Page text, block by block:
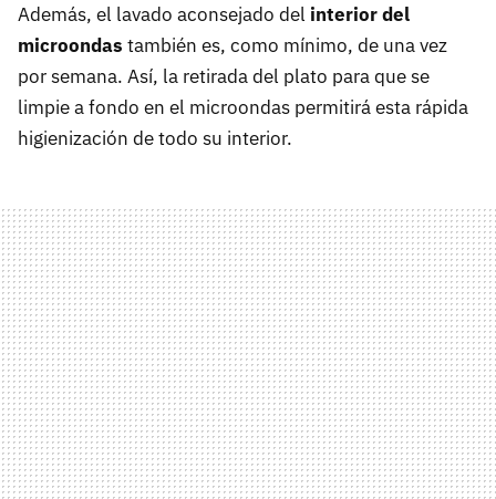
Además, el lavado aconsejado del interior del
microondas también es, como mínimo, de una vez
por semana. Así, la retirada del plato para que se
limpie a fondo en el microondas permitirá esta rápida
higienización de todo su interior.